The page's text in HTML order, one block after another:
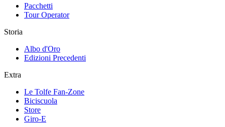
Pacchetti
Tour Operator
Storia
Albo d'Oro
Edizioni Precedenti
Extra
Le Tolfe Fan-Zone
Biciscuola
Store
Giro-E